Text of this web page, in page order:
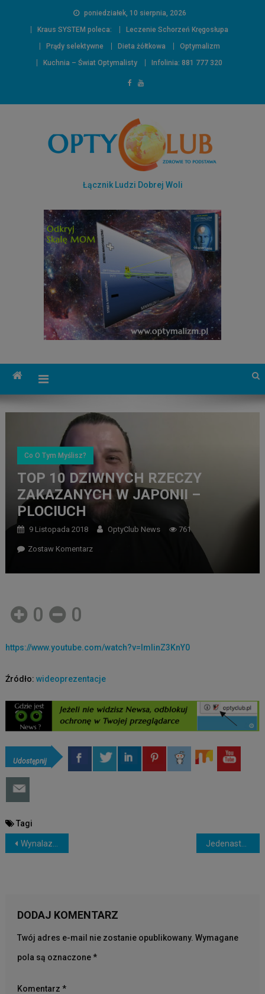
poniedziałek, 10 sierpnia, 2026
Kraus SYSTEM poleca:
Leczenie Schorzeń Kręgosłupa
Prądy selektywne
Dieta żółtkowa
Optymalizm
Kuchnia – Świat Optymalisty
Infolinia: 881 777 320
Łącznik Ludzi Dobrej Woli
Co O Tym Myślisz?
TOP 10 DZIWNYCH RZECZY
ZAKAZANYCH W JAPONII –
PLOCIUCH
9 Listopada 2018 OptyClub News 761
Zostaw Komentarz
0 0
https://www.youtube.com/watch?v=lmIinZ3KnY0
Źródło: wideoprezentacje
Udostępnij
Tagi
NAWIGACJA
WPISU
Wynalazki, Które Sprawią, że Poczujesz Się Jakbyśmy Żyli w 2050 Jedenastoletnia Dziewczynka Postrzelona w strzelaninie w Las Vegas
DODAJ KOMENTARZ
Twój adres e-mail nie zostanie opublikowany. Wymagane
pola są oznaczone*
Komentarz *